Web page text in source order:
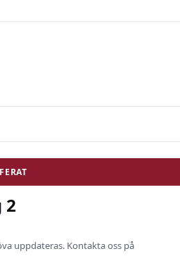
2
uppdateras. Kontakta oss på